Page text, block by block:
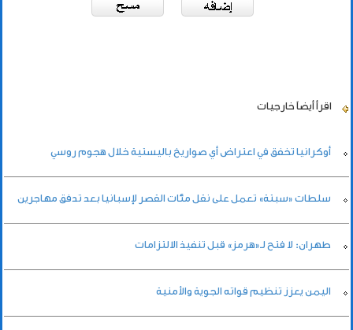
اقرأ أيضاً خارجيات
أوكرانيا تخفق في اعتراض أي صواريخ باليستية خلال هجوم روسي
سلطات «سبتة» تعمل على نقل مئات القصر لإسبانيا بعد تدفق مهاجرين
طهران: لا فتح لـ«هرمز» قبل تنفيذ الالتزامات
اليمن يعزز تنظيم قواته الجوية والأمنية